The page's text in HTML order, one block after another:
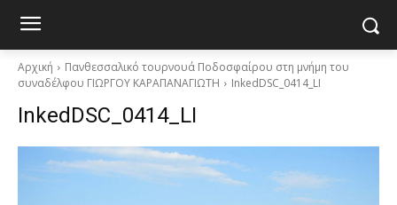
Αρχική
Πανθεσσαλικό τουρνουά Ποδοσφαίρου στη μνήμη του
συναδέλφου ΓΙΩΡΓΟΥ ΚΑΡΑΠΑΝΑΓΙΩΤΗ
InkedDSC_0414_LI
InkedDSC_0414_LI